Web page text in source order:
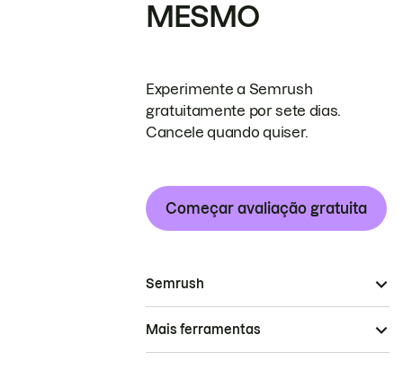
MESMO
Experimente a Semrush
gratuitamente por sete dias.
Cancele quando quiser.
Começar avaliação gratuita
Semrush
Mais ferramentas